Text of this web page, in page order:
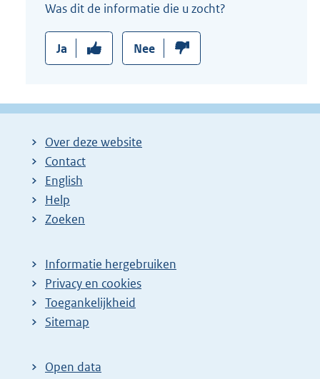
Was dit de informatie die u zocht?
Ja Nee
Over deze website
Contact
English
Help
Zoeken
Informatie hergebruiken
Privacy en cookies
Toegankelijkheid
Sitemap
Open data